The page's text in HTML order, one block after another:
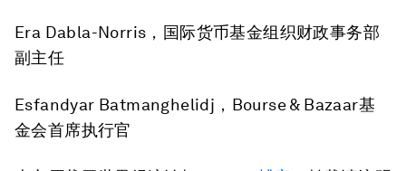
Era Dabla-Norris，国际货币基金组织财政事务部
副主任
Esfandyar Batmanghelidj，Bourse & Bazaar基
金会首席执行官